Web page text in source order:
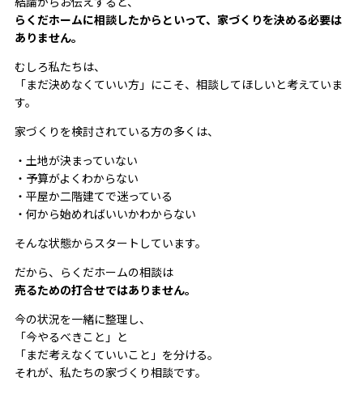
らくだホームに相談したからといって、家づくりを決める必要は
ありません。
むしろ私たちは、
「まだ決めなくていい方」にこそ、相談してほしいと考えていま
す。
家づくりを検討されている方の多くは、
・土地が決まっていない
・予算がよくわからない
・平屋か二階建てで迷っている
・何から始めればいいかわからない
そんな状態からスタートしています。
だから、らくだホームの相談は
売るための打合せではありません。
今の状況を一緒に整理し、
「今やるべきこと」と
「まだ考えなくていいこと」を分ける。
それが、私たちの家づくり相談です。